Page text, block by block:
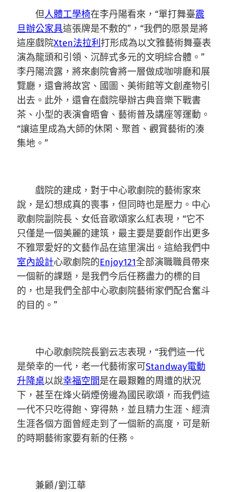
但人體工學椅在李丹陽看來，“單打舞臺震
旦辦公家具這張牌是不敷的”，“我們的愿景是將
這座戲院Xten法拉利 打形成為以文雅藝術舞臺表
演為龍頭和引領、沉醉式多元的文明綜合體。”
李丹陽流露，將來劇院會將一層做成咖啡廳和展
覽廳，還會將故宮、國圖、美術館等文創產物引
出去。此外，還會在戲院舉辦古典音樂下戰書
茶、小型的表演會晤會、藝術普及講座等運動。
“讓這里成為大師的休閑、聚首、觀賞藝術的湊
集地。”
戲院的建成，對于中心歌劇院的藝術家來
說，是幻想成真的喪事，但同時也是壓力。中心
歌劇院副院長、女低音歌頌家么紅表現，“它不
只僅是一個美麗的建筑，最主要是要創作出更多
不雅眾愛好的文藝作品在這里演出。這給我們中
室內設計心歌劇院的Enjoy121全部演職職員帶來
一個新的課題，是我們今后任務盡力的標的目
的，也是我們全部中心歌劇院藝術家們配合奮斗
的目的。”
中心歌劇院院長劉云志表現，“我們這一代
是榮幸的一代，老一代藝術家可Standway電動
升降桌以說幸福空間是在最艱難的周遭的狀況
下，甚至在烽火硝煙傍邊為國民歌頌，而我們這
一代不只吃得飽、穿得熱，並且精力生涯、經濟
生涯各個方面曾經走到了一個新的高度，可是新
的時期藝術家要有新的任務。
兼顧/劉江華